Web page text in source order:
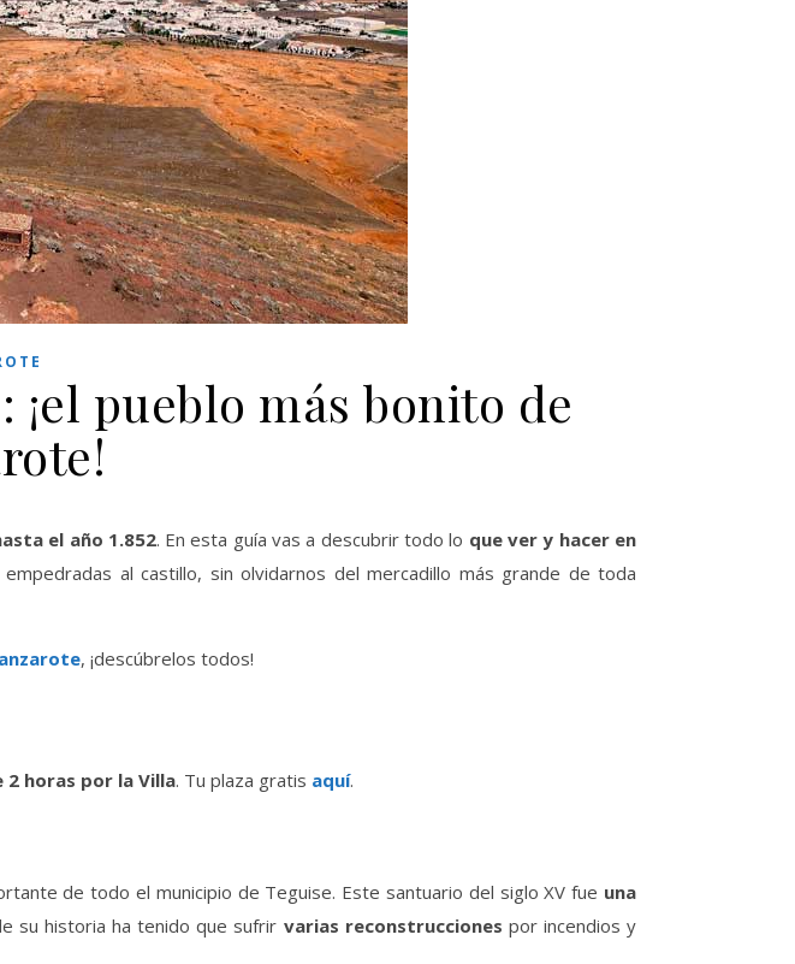
¡el pueblo más bonito de
el año 1.852. En esta guía vas a descubrir todo lo que ver y hacer en
al castillo, sin olvidarnos del mercadillo más grande de toda
, ¡descúbrelos todos!
2 horas por la Villa. Tu plaza gratis aquí.
de todo el municipio de Teguise. Este santuario del siglo XV fue una
su historia ha tenido que sufrir varias reconstrucciones por incendios y